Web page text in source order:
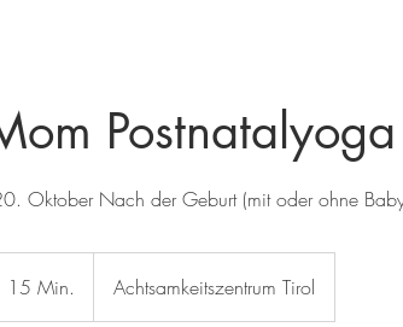
Postnatalyoga
Oktober Nach der Geburt (mit oder ohne
15 Min.
S
Achtsamkeitszentrum Tirol